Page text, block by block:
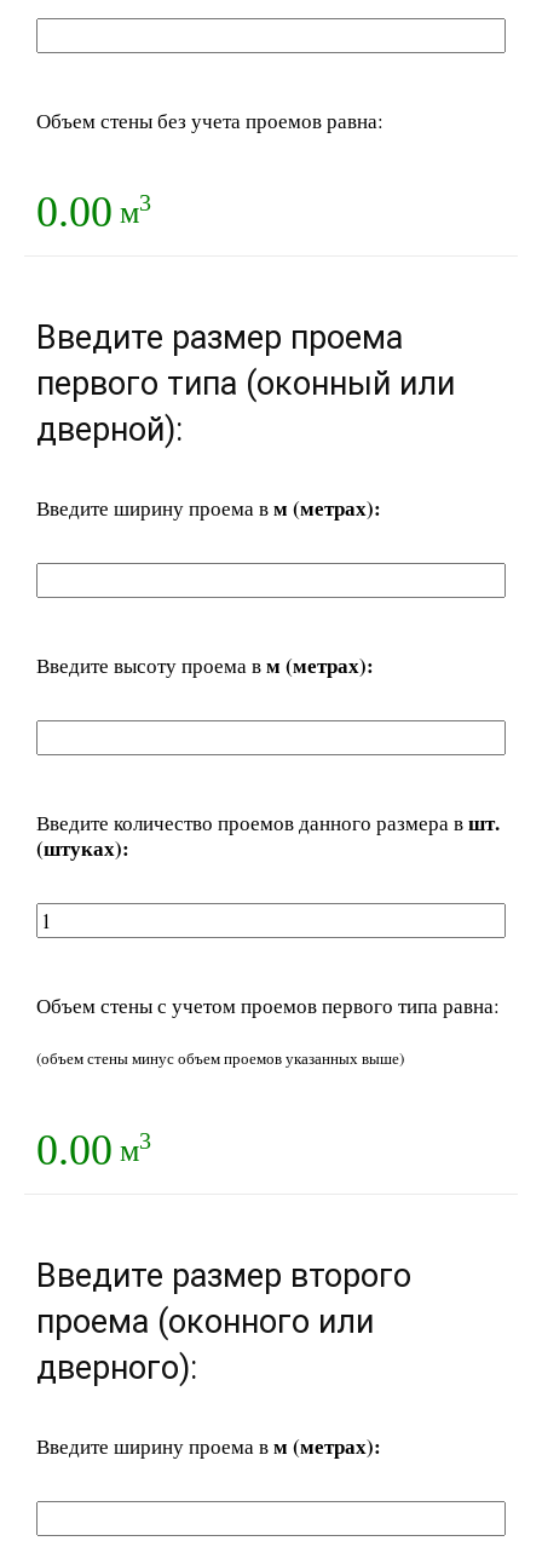
Объем стены без учета проемов равна:
0.00 м3
Введите размер проема
первого типа (оконный или
дверной):
Введите ширину проема вм (метрах):
Введите высоту проема вм (метрах):
Введите количество проемов данного размера вшт.
(штуках):
Объем стены с учетом проемов первого типа равна:
(объем стены минус объем проемов указанных выше)
0.00 м3
Введите размер второго
проема (оконного или
дверного):
Введите ширину проема вм (метрах):